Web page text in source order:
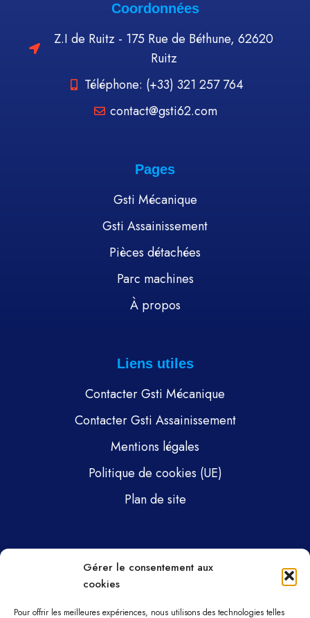
Gérer le consentement aux
cookies
Pour offrir les meilleures expériences, nous utilisons des technologies telles
Coordonnées
Z.I de Ruitz - 175 Rue de Béthune, 62620
Ruitz
Téléphone: (+33) 321 257 764
contact@gsti62.com
Pages
Gsti Mécanique
Gsti Assainissement
Pièces détachées
Parc machines
À propos
Liens utiles
Contacter Gsti Mécanique
Contacter Gsti Assainissement
Mentions légales
Politique de cookies (UE)
Plan de site
Gsti Mécanique